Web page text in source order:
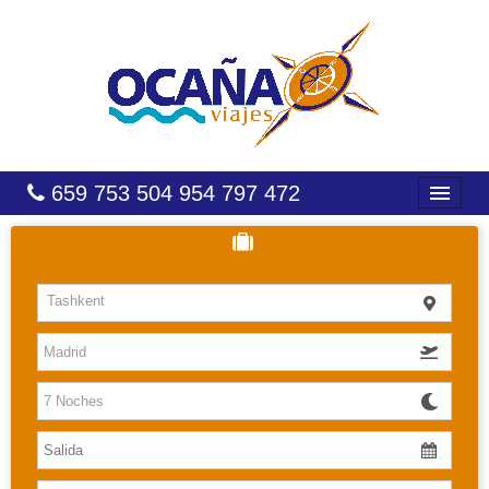
659 753 504 954 797 472
HOTELES
COSTAS
CARIBE
CANARIAS
BALEARES
Tashkent